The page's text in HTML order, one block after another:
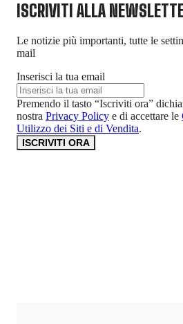
ISCRIVITI ALLA
Le notizie più importanti, tutte le
mail
Inserisci la tua email
Premendo il tasto “Iscriviti ora”
nostra Privacy Policy e di accettare le
Utilizzo dei Siti e di Vendita.
ISCRIVITI ORA